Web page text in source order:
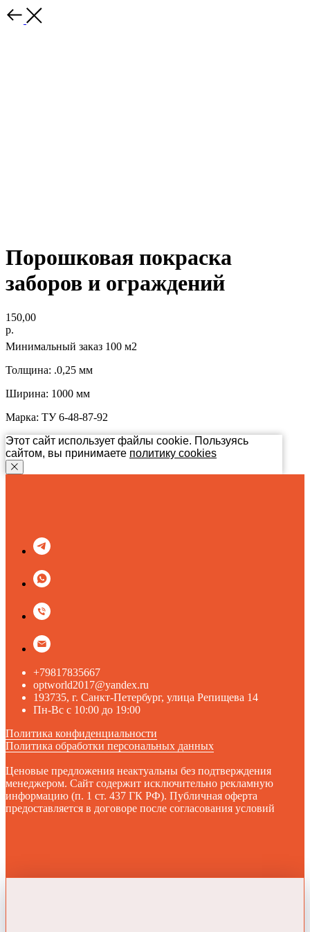
Порошковая покраска
заборов и ограждений
150,00
р.
Минимальный заказ 100 м2
Толщина: .0,25 мм
Ширина: 1000 мм
Марка: ТУ 6-48-87-92
Этот сайт использует файлы cookie. Пользуясь
сайтом, вы принимаете политику cookies
+79817835667
optworld2017@yandex.ru
193735, г. Санкт-Петербург, улица Репищева 14
Пн-Вс с 10:00 до 19:00
Политика конфиденциальности
Политика обработки персональных данных
Ценовые предложения неактуальны без подтверждения
менеджером. Сайт содержит исключительно рекламную
информацию (п. 1 ст. 437 ГК РФ). Публичная оферта
предоставляется в договоре после согласования условий